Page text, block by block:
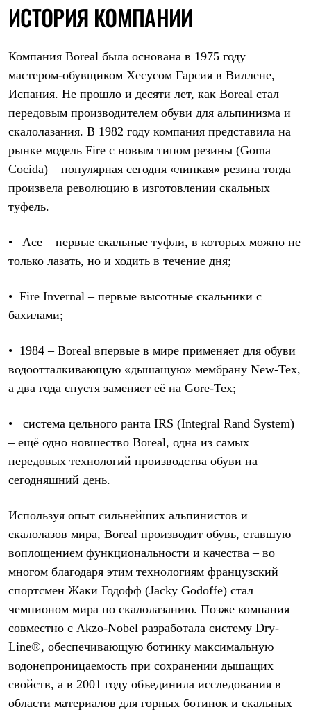
Брюки
Шорты
Утепленная пухом
Куртки
Жилеты
Утепленная синтетикой
Брюки
Штормовая одежда
Куртки
Софтшелл одежда
Куртки
Брюки
Лёгкая одежда
Футболки
Теплое термобелье
Среднее термобелье
Легкое термобелье
Куртки
Детская одежда
Утепленная пухом
Брюки
Утепленная синтетикой
Куртки
Брюки
Толстовки
Брюки
Софтшелл одежда
Куртки
Флисовая одежда
Куртки
Брюки
Жилеты
Комбинезоны
Комплект термобелья
Снаряжение
Палатки и тенты
Палатки
Тенты
ИСТОРИЯ КОМПАНИИ
Компания Boreal была основана в 1975 году
мастером-обувщиком Хесусом Гарсия в Виллене,
Испания. Не прошло и десяти лет, как Boreal стал
передовым производителем обуви для альпинизма и
скалолазания. В 1982 году компания представила на
рынке модель Fire с новым типом резины (Goma
Cocida) – популярная сегодня «липкая» резина тогда
произвела революцию в изготовлении скальных
туфель.
• Ace – первые скальные туфли, в которых можно не
только лазать, но и ходить в течение дня;
• Fire Invernal – первые высотные скальники с
бахилами;
• 1984 – Boreal впервые в мире применяет для обуви
водоотталкивающую «дышащую» мембрану New-Tex,
а два года спустя заменяет её на Gore-Tex;
• cистема цельного ранта IRS (Integral Rand System)
– ещё одно новшество Boreal, одна из самых
передовых технологий производства обуви на
сегодняшний день.
Используя опыт сильнейших альпинистов и
скалолазов мира, Boreal производит обувь, ставшую
воплощением функциональности и качества – во
многом благодаря этим технологиям французский
спортсмен Жаки Годофф (Jacky Godoffe) стал
чемпионом мира по скалолазанию. Позже компания
совместно с Akzo-Nobel разработала систему Dry-
Line®, обеспечивающую ботинку максимальную
водонепроницаемость при сохранении дышащих
свойств, а в 2001 году объединила исследования в
области материалов для горных ботинок и скальных